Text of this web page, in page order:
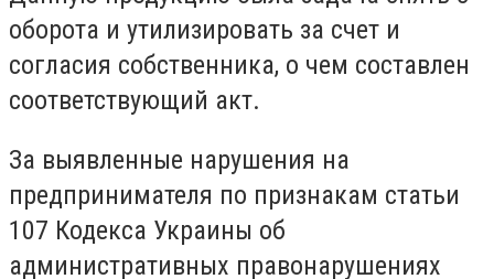
оборота и утилизировать за счет и
согласия собственника, о чем составлен
соответствующий акт.
За выявленные нарушения на
предпринимателя по признакам статьи
107 Кодекса Украины об
административных правонарушениях